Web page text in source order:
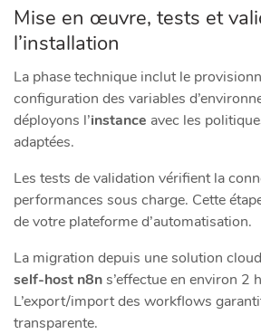
Mise en œuvre, tests et
l’installation
La phase technique inclut le
configuration des variables
déployons l’instance avec les
adaptées.
Les tests de validation vérifient la
performances sous charge. Cette
de votre plateforme d’automatisation.
La migration depuis une solution
self-host n8ns’effectue en environ 2
L’export/import des workflows
transparente.